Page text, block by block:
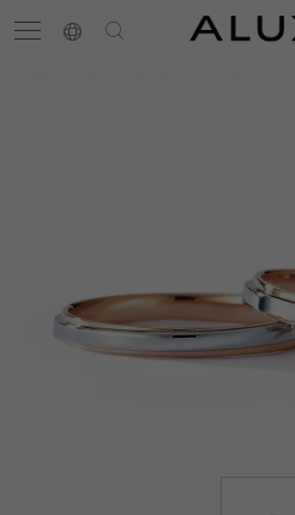
最新消息 門市一覽